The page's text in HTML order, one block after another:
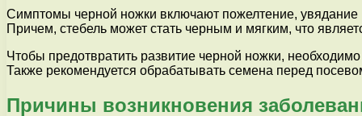
Симптомы черной ножки включают пожелтение, увядание
Причем, стебель может стать черным и мягким, что
Чтобы предотвратить развитие черной ножки,
Также рекомендуется обрабатывать семена перед
Причины возникновения